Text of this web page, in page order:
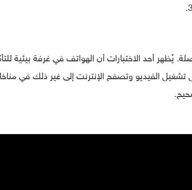
يُظهر أحد الاختبارات أن الهواتف في غرفة بيئية
تشغيل الفيديو وتصفح الإنترنت إلى غير ذلك في